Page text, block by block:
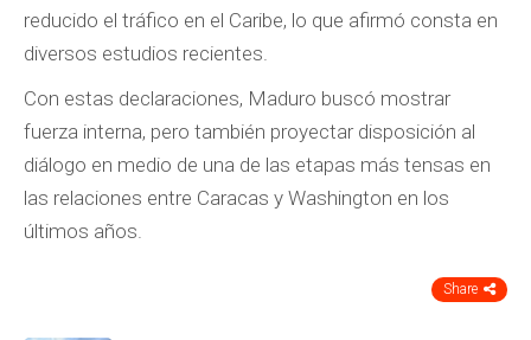
reducido el tráfico en el Caribe, lo que afirmó consta en
diversos estudios recientes.
Con estas declaraciones, Maduro buscó mostrar
fuerza interna, pero también proyectar disposición al
diálogo en medio de una de las etapas más tensas en
las relaciones entre Caracas y Washington en los
últimos años.
Share